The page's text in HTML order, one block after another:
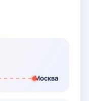
Москва